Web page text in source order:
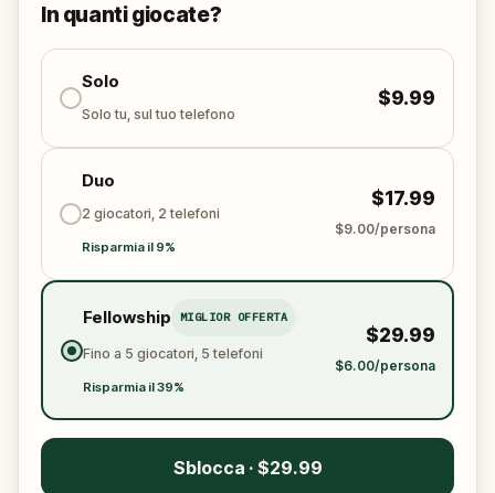
In quanti giocate?
Solo
Solo tu, sul tuo telefono
$9.99
Duo
2 giocatori, 2 telefoni
Risparmia il 9%
$17.99
$9.00/persona
Fellowship MIGLIOR OFFERTA
Fino a 5 giocatori, 5 telefoni
Risparmia il 39%
$29.99
$6.00/persona
Sblocca · $29.99